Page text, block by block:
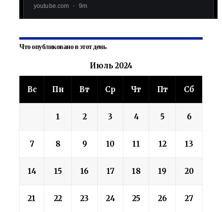
Что опубликовано в этот день
Июль 2024
Вс Пн Вт Ср Чт Пт Сб
1 2 3 4 5 6
7 8 9 10 11 12 13
14 15 16 17 18 19 20
21 22 23 24 25 26 27